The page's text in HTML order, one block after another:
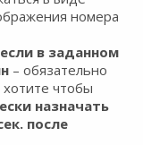
номера
в заданном
– обязательно
чтобы
назначать
после